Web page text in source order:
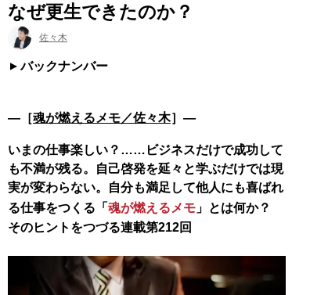
なぜ更生できたのか？
佐々木
バックナンバー
―［魂が燃えるメモ／佐々木］―
いまの仕事楽しい？……ビジネスだけで成功して
も不満が残る。自己啓発を延々と学ぶだけでは現
実が変わらない。自分も満足して他人にも喜ばれ
る仕事をつくる「 魂が燃えるメモ 」とは何か？
そのヒントをつづる連載第212回